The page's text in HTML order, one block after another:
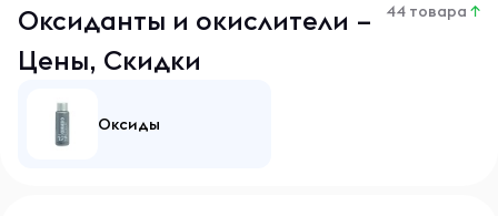
Оксиданты и окислители –
Цены, Скидки
44 товара ↑
Оксиды